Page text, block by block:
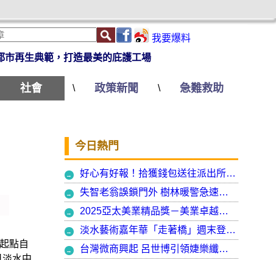
我要爆料
市再生典範，打造最美的庇護工場
社會 \ 政策新聞 \ 急難救助
點自
今日熱門
好心有好報！拾獲錢包送往派出所竟發現自己遺失的手機
失智老翁誤鎖門外 樹林暖警急速營救阻飢寒
2025亞太美業精品獎－美業卓越大賞 揭曉年度最受矚目美業榮耀品牌
淡水藝術嘉年華「走著橋」週末登場 淡水警啟動交通管制
台灣微商興起 呂世博引領婕樂纖走入國際